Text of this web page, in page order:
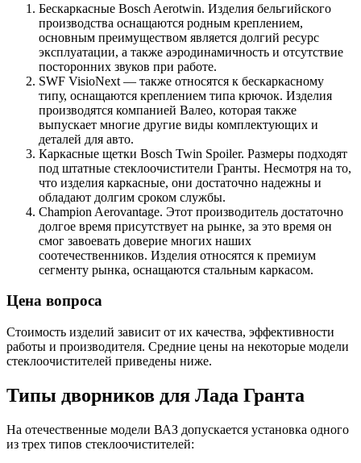
Бескаркасные Bosch Aerotwin. Изделия бельгийского
производства оснащаются родным креплением,
основным преимуществом является долгий ресурс
эксплуатации, а также аэродинамичность и отсутствие
посторонних звуков при работе.
SWF VisioNext — также относятся к бескаркасному
типу, оснащаются креплением типа крючок. Изделия
производятся компанией Валео, которая также
выпускает многие другие виды комплектующих и
деталей для авто.
Каркасные щетки Bosch Twin Spoiler. Размеры подходят
под штатные стеклоочистители Гранты. Несмотря на то,
что изделия каркасные, они достаточно надежны и
обладают долгим сроком службы.
Champion Aerovantage. Этот производитель достаточно
долгое время присутствует на рынке, за это время он
смог завоевать доверие многих наших
соотечественников. Изделия относятся к премиум
сегменту рынка, оснащаются стальным каркасом.
Цена вопроса
Стоимость изделий зависит от их качества, эффективности
работы и производителя. Средние цены на некоторые модели
стеклоочистителей приведены ниже.
Типы дворников для Лада Гранта
На отечественные модели ВАЗ допускается установка одного
из трех типов стеклоочистителей: